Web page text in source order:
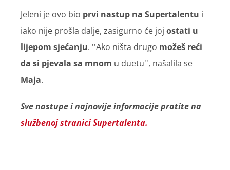
Jeleni je ovo bio prvi nastup na Supertalentu i
iako nije prošla dalje, zasigurno će joj ostati u
lijepom sjećanju. ''Ako ništa drugo možeš reći
da si pjevala sa mnom u duetu'', našalila se
Maja.
Sve nastupe i najnovije informacije pratite na
službenoj stranici Supertalenta.